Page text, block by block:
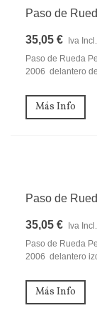
Paso de
35,05 €
Iva Incl.
Paso de Rueda
2006 delantero
Más Info
Paso de
35,05 €
Iva Incl.
Paso de Rueda
2006 delantero
Más Info